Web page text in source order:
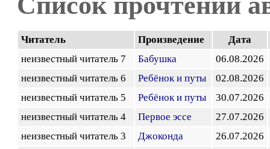
Читатель Произведение
Дата
неизвестный читатель 7
Бабушка
06.08.2026
неизвестный читатель 6
Ребёнок и путы
02.08.2026
неизвестный читатель 5
Ребёнок и путы
30.07.2026
неизвестный читатель 4
Первое эссе
27.07.2026
неизвестный читатель 3
Джоконда
26.07.2026